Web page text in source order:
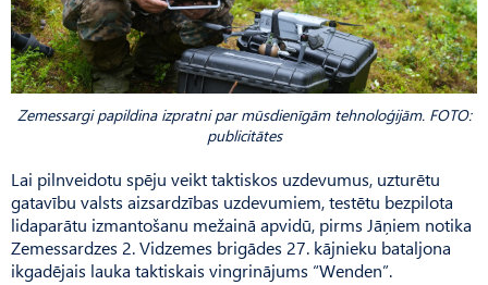
Zemessargi papildina izpratni par mūsdienīgām tehnoloģijām. FOTO:
publicitātes
Lai pilnveidotu spēju veikt taktiskos uzdevumus, uzturētu
gatavību valsts aizsardzības uzdevumiem, testētu bezpilota
lidaparātu izmantošanu mežainā apvidū, pirms Jāņiem notika
Zemessardzes 2. Vidzemes brigādes 27. kājnieku bataljona
ikgadējais lauka taktiskais vingrinājums “Wenden”.